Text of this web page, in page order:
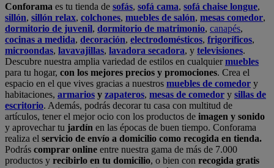
Conforama es tu tienda de sofás, sofá cama, sofá chaise longue,
sillón, sillón relax, colchones, muebles de salón, mesas comedor,
dormitorio de juvenil, dormitorio de matrimonio, canapés,
cocinas a medida, decoración, electrodomésticos, frigoríficos,
microondas, lavavajillas, lavadora secadora, y televisiones.
Descubre nuestra amplia variedad de estilos en cualquiermuebles
para tu hogar, con los mejores precios y promociones. Crea el
espacio en el que vives gracias a nuestros muebles de comedor y
habitaciones, armarios y zapateros, mesas de comedor y sillas de
escritorio. Además, podrás decorar tu casa con multitud de
artículos, tener el mejor ocio con los productos de imagen y sonido
y aprovechar tu jardín en las épocas de buen tiempo. Conforama
realiza el servicio de envío a domicilio como recogida en tienda.
Podrás comprar online entre nuestra gama de más de 7.000
productos y recibirlo en tu domicilio, o bien con recogida gratis